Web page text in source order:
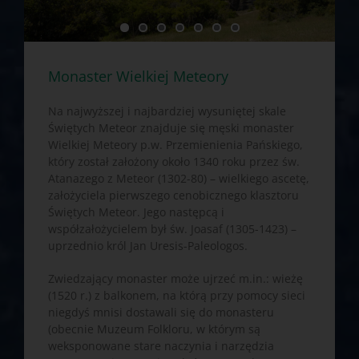
Monaster Wielkiej Meteory
Na najwyższej i najbardziej wysuniętej skale
Świętych Meteor znajduje się męski monaster
Wielkiej Meteory p.w. Przemienienia Pańskiego,
który został założony około 1340 roku przez św.
Atanazego z Meteor (1302-80) – wielkiego ascetę,
założyciela pierwszego cenobicznego klasztoru
Świętych Meteor. Jego następcą i
współzałożycielem był św. Joasaf (1305-1423) –
uprzednio król Jan Uresis-Paleologos.
Zwiedzający monaster może ujrzeć m.in.: wieżę
(1520 r.) z balkonem, na którą przy pomocy sieci
niegdyś mnisi dostawali się do monasteru
(obecnie Muzeum Folkloru, w którym są
weksponowane stare naczynia i narzędzia